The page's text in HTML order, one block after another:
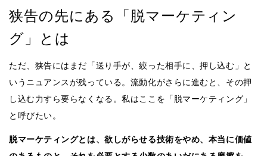
狭告の先にある「脱マーケティン
グ」とは
ただ、狭告にはまだ「送り手が、絞った相手に、押し込む」と
いうニュアンスが残っている。流動化がさらに進むと、その押
し込む力すら要らなくなる。私はここを「脱マーケティング」
と呼びたい。
脱マーケティングとは、欲しがらせる技術をやめ、本当に価値